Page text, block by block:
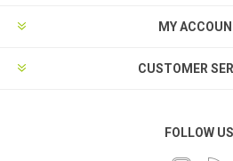
MY
CUSTOMER
FOLLOW US